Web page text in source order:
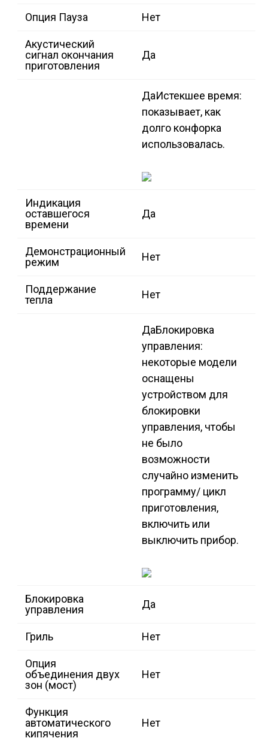
Опция Пауза Нет
Акустический
сигнал окончания
приготовления
Да
ДаИстекшее время:
показывает, как
долго конфорка
использовалась.
Индикация
оставшегося
времени
Да
Демонстрационный
режим
Нет
Поддержание
тепла
Нет
ДаБлокировка
управления:
некоторые модели
оснащены
устройством для
блокировки
управления, чтобы
не было
возможности
случайно изменить
программу/ цикл
приготовления,
включить или
выключить прибор.
Блокировка
управления
Да
Гриль Нет
Опция
объединения двух
зон (мост)
Нет
Функция
автоматического
кипячения
Нет